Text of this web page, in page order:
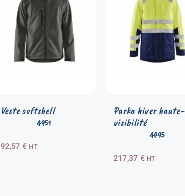
4951
Veste softshell
92,57 € HT
4495
Parka hiver haute-
visibilité
217,37 € HT